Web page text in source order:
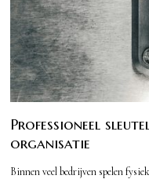
Professioneel
organisatie
Binnen veel bedrijven spelen